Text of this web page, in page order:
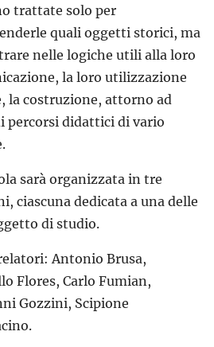
trattate solo per
quali oggetti storici, ma
nelle logiche utili alla loro
la loro utilizzazione
la costruzione, attorno ad
percorsi didattici di vario
sarà organizzata in tre
ciascuna dedicata a una delle
di studio.
Antonio Brusa,
Flores, Carlo Fumian,
Gozzini, Scipione